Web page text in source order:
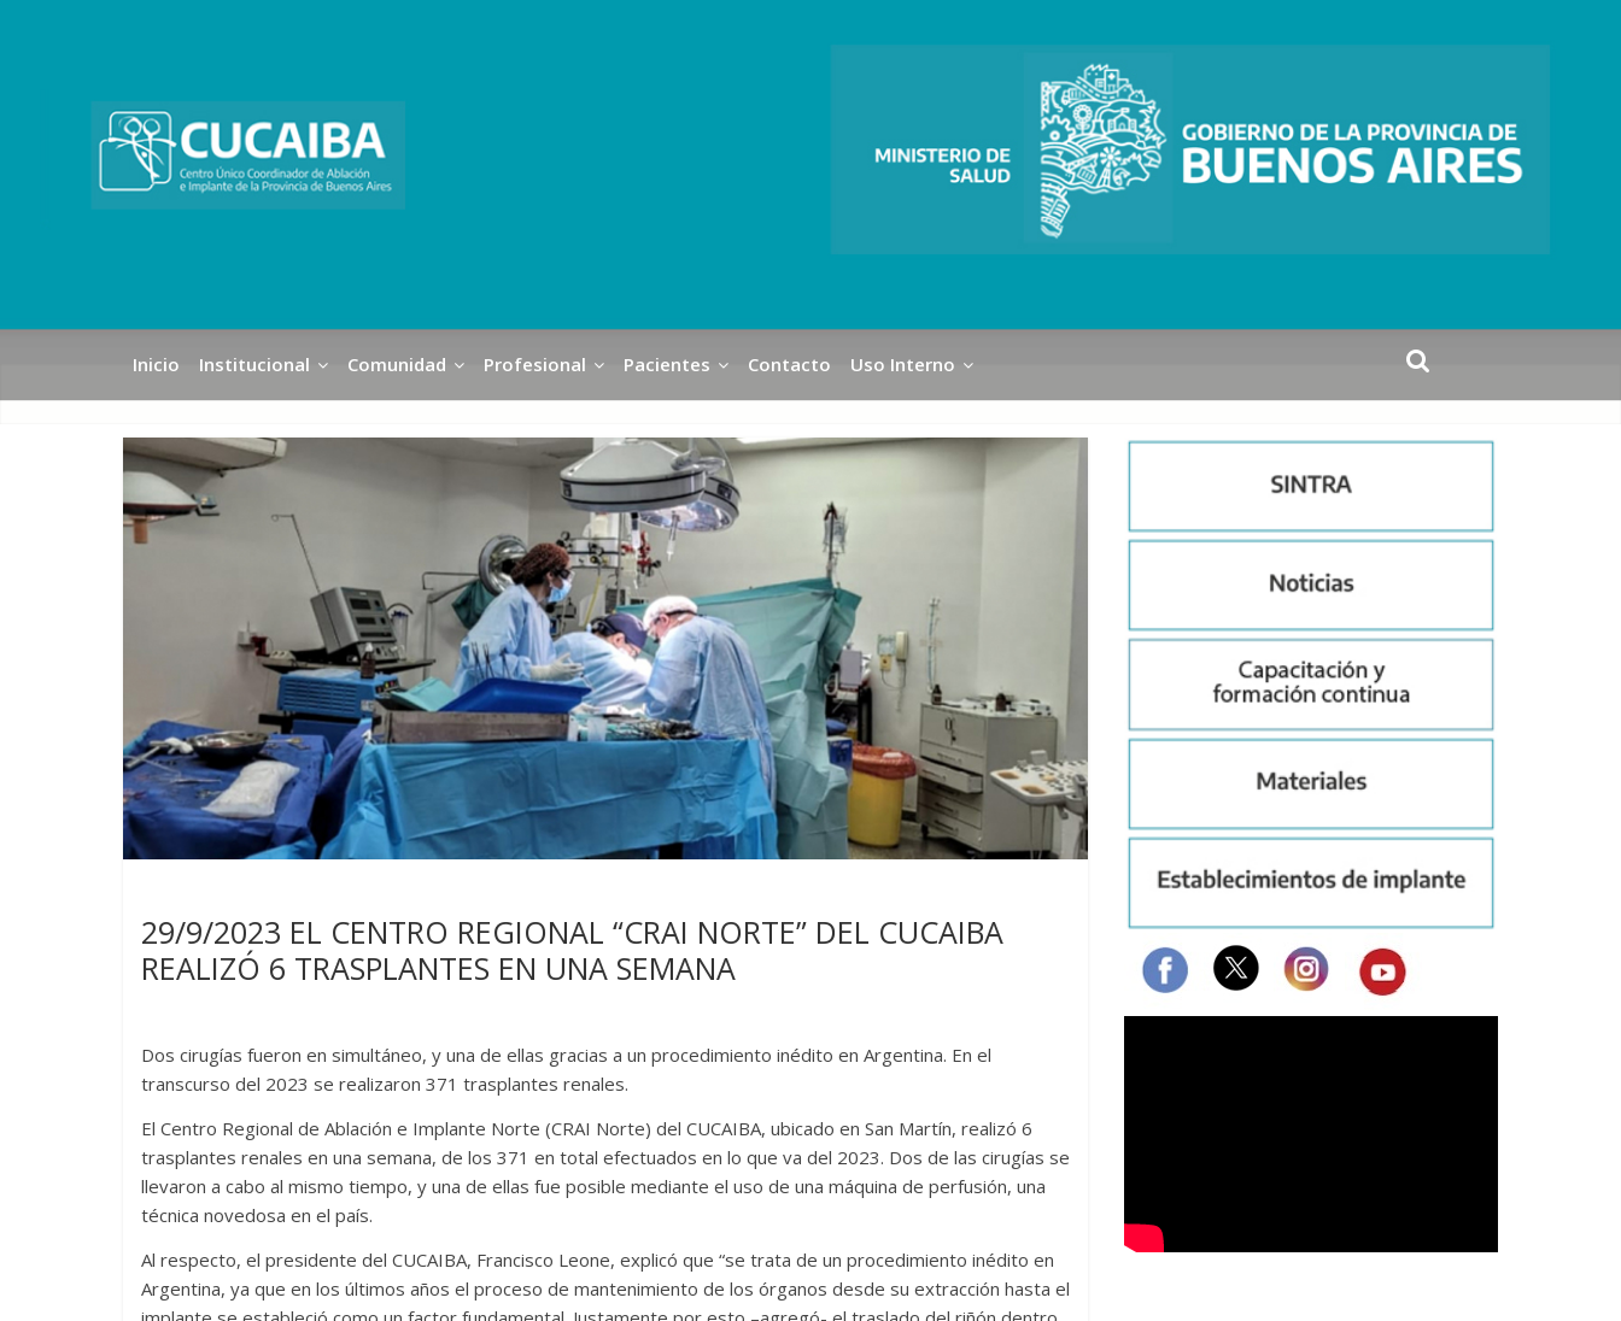
Inicio Institucional Comunidad Profesional Pacientes Contacto Uso Interno
29/9/2023 EL CENTRO REGIONAL “CRAI NORTE” DEL CUCAIBA
REALIZÓ 6 TRASPLANTES EN UNA SEMANA
Dos cirugías fueron en simultáneo, y una de ellas gracias a un procedimiento inédito en Argentina. En el
transcurso del 2023 se realizaron 371 trasplantes renales.
El Centro Regional de Ablación e Implante Norte (CRAI Norte) del CUCAIBA, ubicado en San Martín, realizó 6
trasplantes renales en una semana, de los 371 en total efectuados en lo que va del 2023. Dos de las cirugías se
llevaron a cabo al mismo tiempo, y una de ellas fue posible mediante el uso de una máquina de perfusión, una
técnica novedosa en el país.
Al respecto, el presidente del CUCAIBA, Francisco Leone, explicó que “se trata de un procedimiento inédito en
Argentina, ya que en los últimos años el proceso de mantenimiento de los órganos desde su extracción hasta el